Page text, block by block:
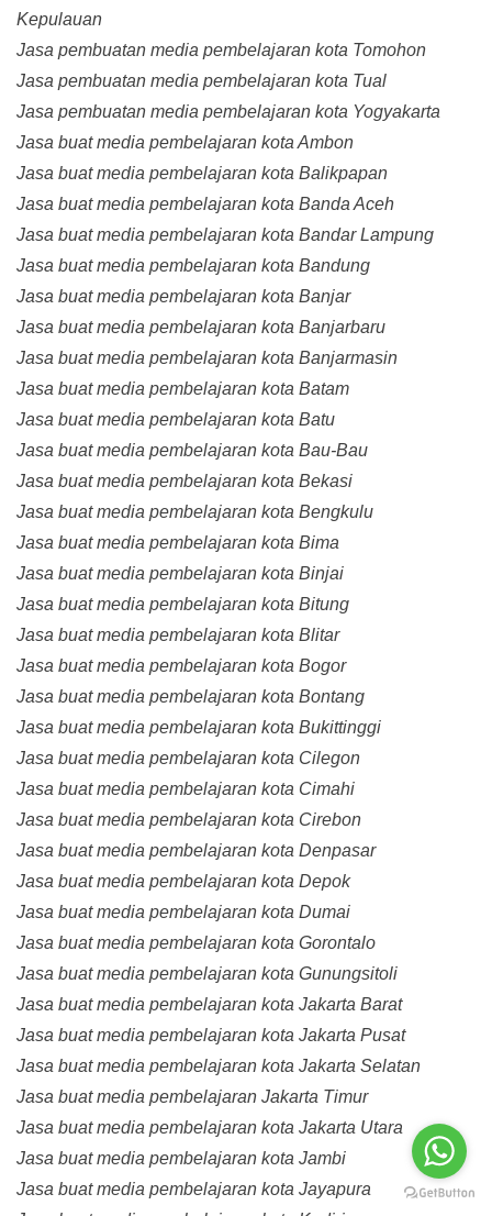
Kepulauan
Jasa pembuatan media pembelajaran kota Tomohon
Jasa pembuatan media pembelajaran kota Tual
Jasa pembuatan media pembelajaran kota Yogyakarta
Jasa buat media pembelajaran kota Ambon
Jasa buat media pembelajaran kota Balikpapan
Jasa buat media pembelajaran kota Banda Aceh
Jasa buat media pembelajaran kota Bandar Lampung
Jasa buat media pembelajaran kota Bandung
Jasa buat media pembelajaran kota Banjar
Jasa buat media pembelajaran kota Banjarbaru
Jasa buat media pembelajaran kota Banjarmasin
Jasa buat media pembelajaran kota Batam
Jasa buat media pembelajaran kota Batu
Jasa buat media pembelajaran kota Bau-Bau
Jasa buat media pembelajaran kota Bekasi
Jasa buat media pembelajaran kota Bengkulu
Jasa buat media pembelajaran kota Bima
Jasa buat media pembelajaran kota Binjai
Jasa buat media pembelajaran kota Bitung
Jasa buat media pembelajaran kota Blitar
Jasa buat media pembelajaran kota Bogor
Jasa buat media pembelajaran kota Bontang
Jasa buat media pembelajaran kota Bukittinggi
Jasa buat media pembelajaran kota Cilegon
Jasa buat media pembelajaran kota Cimahi
Jasa buat media pembelajaran kota Cirebon
Jasa buat media pembelajaran kota Denpasar
Jasa buat media pembelajaran kota Depok
Jasa buat media pembelajaran kota Dumai
Jasa buat media pembelajaran kota Gorontalo
Jasa buat media pembelajaran kota Gunungsitoli
Jasa buat media pembelajaran kota Jakarta Barat
Jasa buat media pembelajaran kota Jakarta Pusat
Jasa buat media pembelajaran kota Jakarta Selatan
Jasa buat media pembelajaran Jakarta Timur
Jasa buat media pembelajaran kota Jakarta Utara
Jasa buat media pembelajaran kota Jambi
Jasa buat media pembelajaran kota Jayapura